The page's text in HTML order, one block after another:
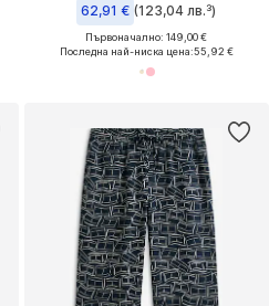
62,91 € (123,04 лв.³)
Първоначално: 149,00 €
Последна най-ниска цена:55,92 €